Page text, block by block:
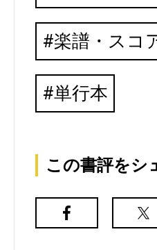
楽譜・スコ
単行本
この書評をシ
Facebook
X（